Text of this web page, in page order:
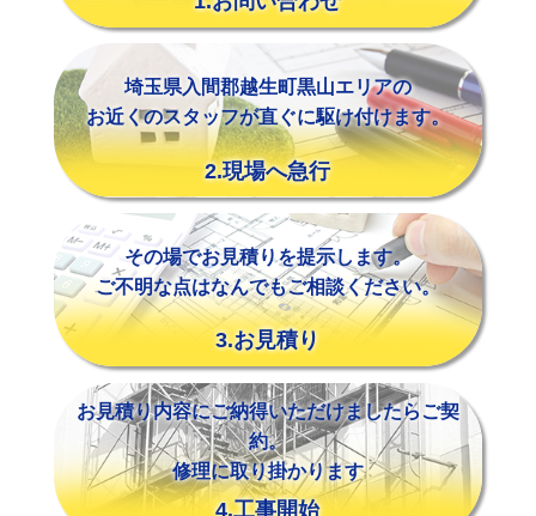
埼玉県入間郡越生町黒山エリアの
お近くのスタッフが直ぐに駆け付けます。
2.現場へ急行
その場でお見積りを提示します。
ご不明な点はなんでもご相談ください。
3.お見積り
お見積り内容にご納得いただけましたらご契
約。
修理に取り掛かります
4.工事開始